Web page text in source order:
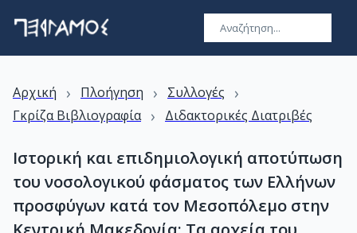
Αρχική › Πλοήγηση › Συλλογές ›
Γκρίζα Βιβλιογραφία › Διδακτορικές Διατριβές
Ιστορική και επιδημιολογική αποτύπωση
του νοσολογικού φάσματος των Ελλήνων
προσφύγων κατά τον Μεσοπόλεμο στην